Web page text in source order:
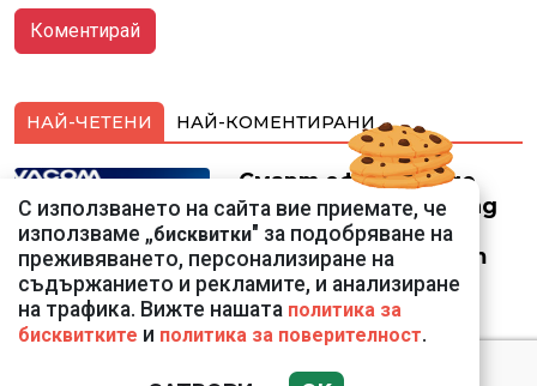
НАЙ-ЧЕТЕНИ НАЙ-КОМЕНТИРАНИ
Смарт оферти с до
90% отстъпка за над
150 устройства от
Vivacom през август
С използването на сайта вие приемате, че
използваме „бисквитки" за подобряване на
преживяването, персонализиране на
съдържанието и рекламите, и анализиране
на трафика. Вижте нашата политика за
бисквитките и политика за поверителност.